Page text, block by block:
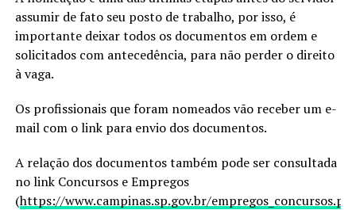
assumir de fato seu posto de trabalho, por isso, é
importante deixar todos os documentos em ordem e
solicitados com antecedência, para não perder o direito
à vaga.
Os profissionais que foram nomeados vão receber um e-
mail com o link para envio dos documentos.
A relação dos documentos também pode ser consultada
no link Concursos e Empregos
(https://www.campinas.sp.gov.br/